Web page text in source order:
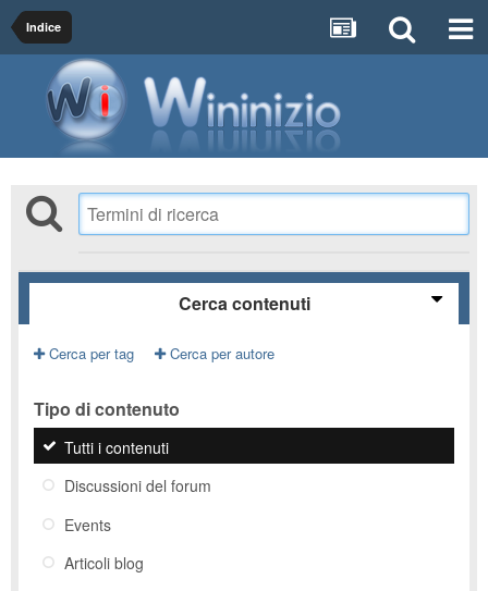
Indice
Cerca contenuti
Cerca per tag Cerca per autore
Tipo di contenuto
Tutti i contenuti
Discussioni del forum
Events
Articoli blog